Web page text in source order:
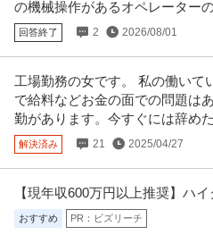
の機械操作があるオペレーター
回答終了 2 2026/08/01
工場勤務の女です。 私の働いて
で給料などお金の面での問題は
勤があります。今すぐには辞め
解決済み 21 2025/04/27
【現年収600万円以上推奨】ハ
おすすめ PR：ビズリーチ